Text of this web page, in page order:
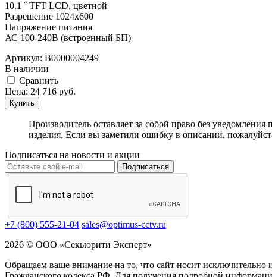
10.1 ˝ TFT LCD, цветной
Разрешение 1024x600
Напряжение питания
АС 100-240В (встроенный БП)
Артикул: В0000004249
В наличии
Cравнить
Цена: 24 716 руб.
Купить
Производитель оставляет за собой право без
изделия. Если вы заметили ошибку в описании,
Подписаться на новости и акции
Подписаться
+7 (800) 555-21-04 sales@optimus-cctv.ru
2026 © ООО «Секьюрити Эксперт»
Обращаем ваше внимание на то, что сайт носит